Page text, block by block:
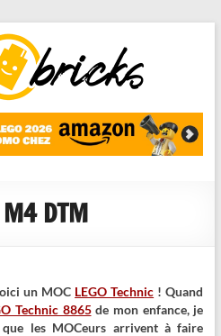
DTM
un MOC LEGO Technic ! Quand
Technic 8865de mon enfance, je
les MOCeurs arrivent à faire